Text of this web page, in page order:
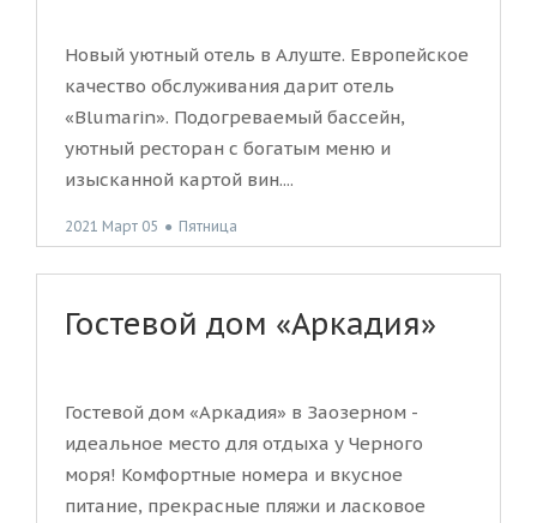
Новый уютный отель в Алуште. Европейское
качество обслуживания дарит отель
«Blumarin». Подогреваемый бассейн,
уютный ресторан с богатым меню и
изысканной картой вин....
2021 Март 05 ● Пятница
Гостевой дом «Аркадия»
Гостевой дом «Аркадия» в Заозерном -
идеальное место для отдыха у Черного
моря! Комфортные номера и вкусное
питание, прекрасные пляжи и ласковое